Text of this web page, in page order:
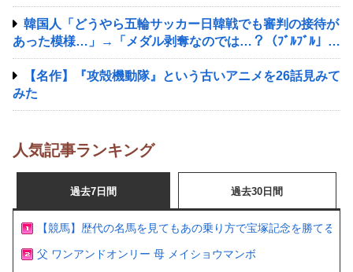
韓国人「どうやら五輪サッカー日韓戦でも審判の接待が
あった模様…」→「メダル剥奪なのでは…？（ﾌﾞﾙﾌﾞﾙ」＝
韓国の反応
【名作】『攻殻機動隊』という古いアニメを26話見みて
みた
人気記事ランキング
過去7日間 過去30日間
【競馬】歴代の名馬を見てもあの乗り方で宝塚記念を勝てる
父 ワンアンドオンリー 母 メイショウマンボ